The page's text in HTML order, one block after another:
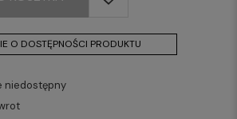
O DOSTĘPNOŚCI PRODUKTU
niedostępny